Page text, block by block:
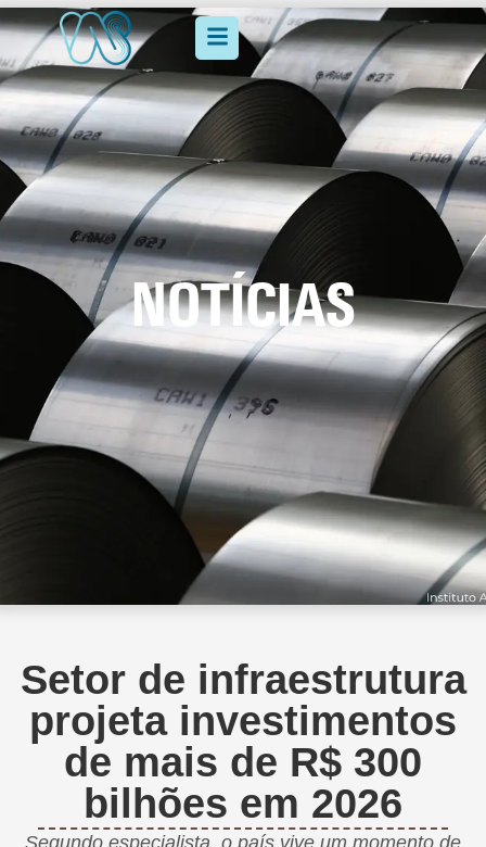
NOTÍCIAS
Setor de infraestrutura
projeta investimentos
de mais de R$ 300
bilhões em 2026
Segundo especialista, o país vive um momento de